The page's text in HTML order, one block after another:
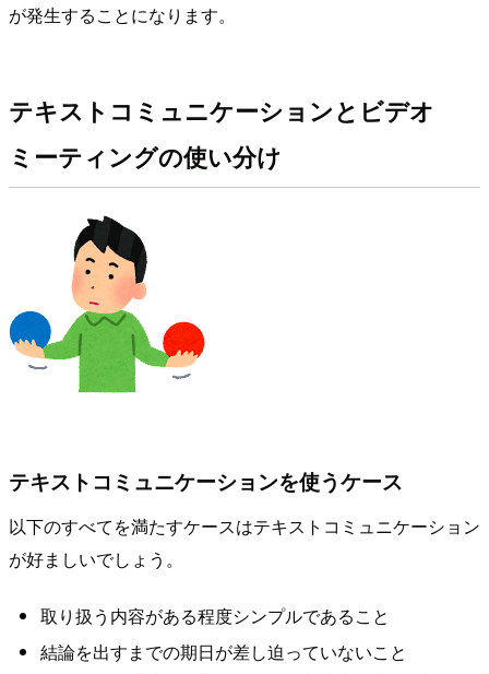
が発生することになります。
テキストコミュニケーションとビデオ
ミーティングの使い分け
テキストコミュニケーションを使うケース
以下のすべてを満たすケースはテキストコミュニケーション
が好ましいでしょう。
取り扱う内容がある程度シンプルであること
結論を出すまでの期日が差し迫っていないこと